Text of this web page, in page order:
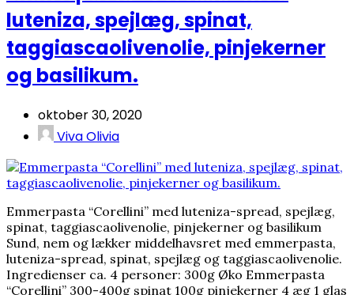
luteniza, spejlæg, spinat,
taggiascaolivenolie, pinjekerner
og basilikum.
oktober 30, 2020
Viva Olivia
Emmerpasta “Corellini” med luteniza-spread, spejlæg,
spinat, taggiascaolivenolie, pinjekerner og basilikum
Sund, nem og lækker middelhavsret med emmerpasta,
luteniza-spread, spinat, spejlæg og taggiascaolivenolie.
Ingredienser ca. 4 personer: 300g Øko Emmerpasta
“Corellini” 300-400g spinat 100g pinjekerner 4 æg 1 glas